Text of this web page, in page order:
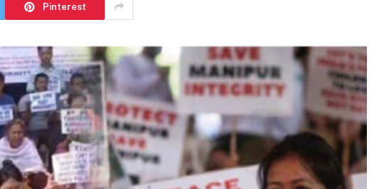
Pinterest